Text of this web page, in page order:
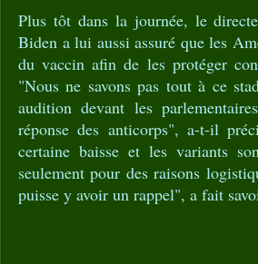
Plus tôt dans la journée, le
Biden a lui aussi assuré que les
du vaccin afin de les protéger
"Nous ne savons pas tout à ce
audition devant les
réponse des anticorps", a-t-il
certaine baisse et les variants
seulement pour des raisons
puisse y avoir un rappel", a fait